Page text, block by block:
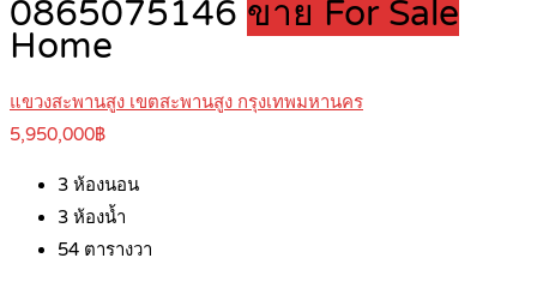
0865075146 ขาย For Sale
Home
แขวงสะพานสูง เขตสะพานสูง กรุงเทพมหานคร
5,950,000฿
3 ห้องนอน
3 ห้องน้ำ
54 ตารางวา